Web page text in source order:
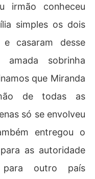
irmão conheceu
simples os dois
e casaram desse
amada sobrinha
que Miranda
de todas as
só se envolveu
entregou o
as autoridade
outro país